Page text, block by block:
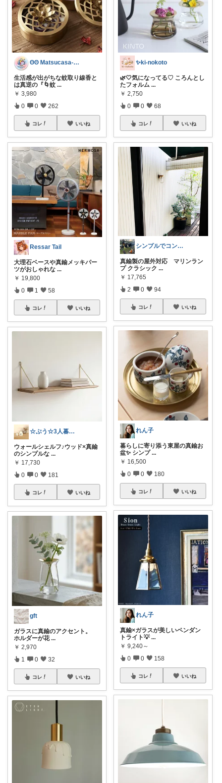
ʘʘ Matsucasa-TooL ʘʘ
生活感が出がちな蚊取り線香と
は真逆の『🌀蚊 ...
￥ 3,980
0 0 262
コレ いいね
Ressar Tail
大理石ベースや真鍮メッキパー
ツがおしゃれな ...
￥ 19,800
0 1 58
コレ いいね
☆ぷう☆3人暮らしの小さな家
ウォールシェルフ♪ウッド×真鍮
のシンプルな ...
￥ 17,730
0 0 181
コレ いいね
gft
ガラスに真鍮のアクセント。
ホルダーが花 ...
￥ 2,970
1 0 32
コレ いいね
✨️ki-nokoto
🌿🤍気になってる♡ ころんとし
たフォルム ...
￥ 2,750
0 0 68
コレ いいね
シンプルでコンパクトな暮らしとアウトドア
真鍮製の屋外対応 マリンラン
プ クラシック ...
￥ 17,765
2 0 94
コレ いいね
れん子
暮らしに寄り添う東屋の真鍮お
盆✨ シンプ ...
￥ 16,500
0 0 180
コレ いいね
れん子
真鍮×ガラスが美しいペンダン
トライト💡...
￥ 9,240～
0 0 158
コレ いいね